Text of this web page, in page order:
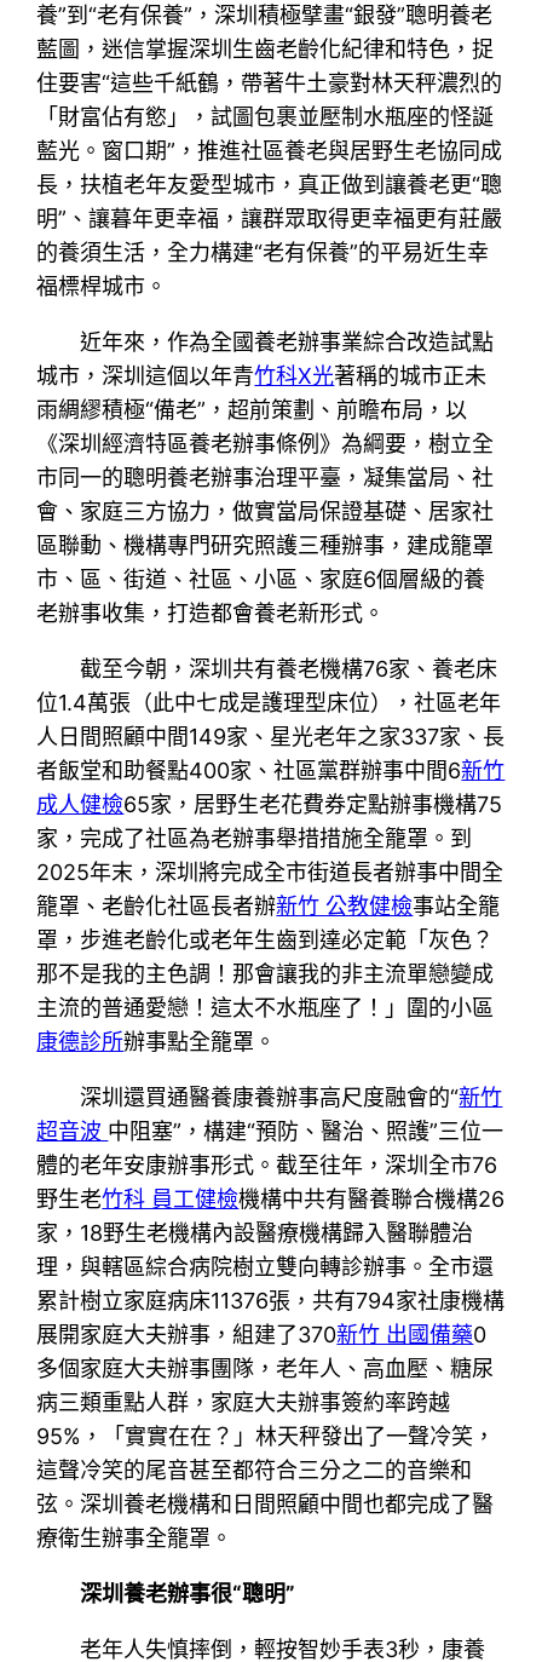
養”到“老有保養”，深圳積極擘畫“銀發”聰明養老
藍圖，迷信掌握深圳生齒老齡化紀律和特色，捉
住要害“這些千紙鶴，帶著牛土豪對林天秤濃烈的
「財富佔有慾」，試圖包裹並壓制水瓶座的怪誕
藍光。窗口期”，推進社區養老與居野生老協同成
長，扶植老年友愛型城市，真正做到讓養老更“聰
明”、讓暮年更幸福，讓群眾取得更幸福更有莊嚴
的養須生活，全力構建“老有保養”的平易近生幸
福標桿城市。
近年來，作為全國養老辦事業綜合改造試點
城市，深圳這個以年青竹科X光著稱的城市正未
雨綢繆積極“備老”，超前策劃、前瞻布局，以
《深圳經濟特區養老辦事條例》為綱要，樹立全
市同一的聰明養老辦事治理平臺，凝集當局、社
會、家庭三方協力，做實當局保證基礎、居家社
區聯動、機構專門研究照護三種辦事，建成籠罩
市、區、街道、社區、小區、家庭6個層級的養
老辦事收集，打造都會養老新形式。
截至今朝，深圳共有養老機構76家、養老床
位1.4萬張（此中七成是護理型床位），社區老年
人日間照顧中間149家、星光老年之家337家、長
者飯堂和助餐點400家、社區黨群辦事中間6新竹
成人健檢65家，居野生老花費券定點辦事機構75
家，完成了社區為老辦事舉措措施全籠罩。到
2025年末，深圳將完成全市街道長者辦事中間全
籠罩、老齡化社區長者辦新竹 公教健檢事站全籠
罩，步進老齡化或老年生齒到達必定範「灰色？
那不是我的主色調！那會讓我的非主流單戀變成
主流的普通愛戀！這太不水瓶座了！」圍的小區
康德診所辦事點全籠罩。
深圳還買通醫養康養辦事高尺度融會的“新竹
超音波 中阻塞”，構建“預防、醫治、照護”三位一
體的老年安康辦事形式。截至往年，深圳全市76
野生老竹科 員工健檢機構中共有醫養聯合機構26
家，18野生老機構內設醫療機構歸入醫聯體治
理，與轄區綜合病院樹立雙向轉診辦事。全市還
累計樹立家庭病床11376張，共有794家社康機構
展開家庭大夫辦事，組建了370新竹 出國備藥0
多個家庭大夫辦事團隊，老年人、高血壓、糖尿
病三類重點人群，家庭大夫辦事簽約率跨越
95%，「實實在在？」林天秤發出了一聲冷笑，
這聲冷笑的尾音甚至都符合三分之二的音樂和
弦。深圳養老機構和日間照顧中間也都完成了醫
療衛生辦事全籠罩。
深圳養老辦事很“聰明”
老年人失慎摔倒，輕按智妙手表3秒，康養